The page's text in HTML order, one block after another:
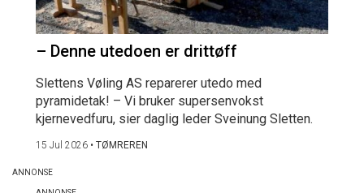
– Denne utedoen er drittøff
Slettens Vøling AS reparerer utedo med
pyramidetak! – Vi bruker supersenvokst
kjernevedfuru, sier daglig leder Sveinung Sletten.
15 Jul 2026 • TØMREREN